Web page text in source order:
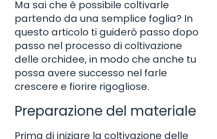
Ma sai che è possibile coltivarle
partendo da una semplice foglia? In
questo articolo ti guiderò passo dopo
passo nel processo di coltivazione
delle orchidee, in modo che anche tu
possa avere successo nel farle
crescere e fiorire rigogliose.
Preparazione del materiale
Prima di iniziare la coltivazione delle